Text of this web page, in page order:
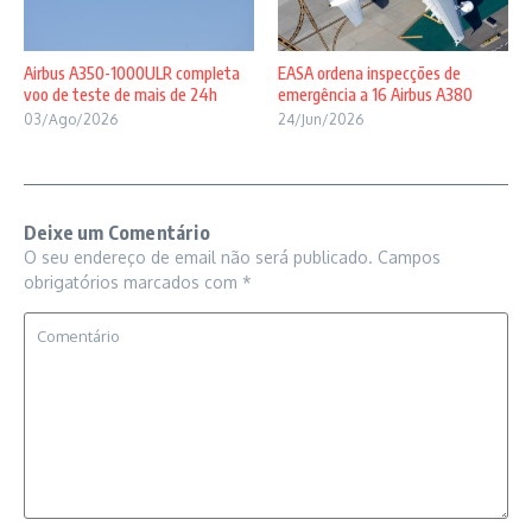
Airbus A350-1000ULR completa
voo de teste de mais de 24h
03/Ago/2026
EASA ordena inspecções de
emergência a 16 Airbus A380
24/Jun/2026
Deixe um Comentário
O seu endereço de email não será publicado. Campos
obrigatórios marcados com *